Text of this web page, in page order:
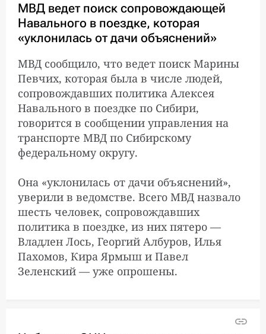
3:43:00
Вице-председатель
Бундестага выступил за
российского газа
12:22:00
Посол Германии завтра
прибудет в МИД России
из-за ситуации вокруг
Навального
1:10:00
Клиника «Шарите»:
Навального вывели из
искусственной комы
9:47:00
Правительство ФРГ:
принимать решения по
санкциям против России
МВД ведет поиск сопровождающей
Навального в поездке, которая
«уклонилась от дачи объяснений»
МВД сообщило, что ведет поиск Марины
Певчих, которая была в числе людей,
сопровождавших политика Алексея
Навального в поездке по Сибири,
говорится в сообщении управления на
транспорте МВД по Сибирскому
федеральному округу.
Она «уклонилась от дачи объяснений»,
уверили в ведомстве. Всего МВД назвало
шесть человек, сопровождавших
политика в поездке, из них пятеро —
Владлен Лось, Георгий Албуров, Илья
Пахомов, Кира Ярмыш и Павел
Зеленский — уже опрошены.